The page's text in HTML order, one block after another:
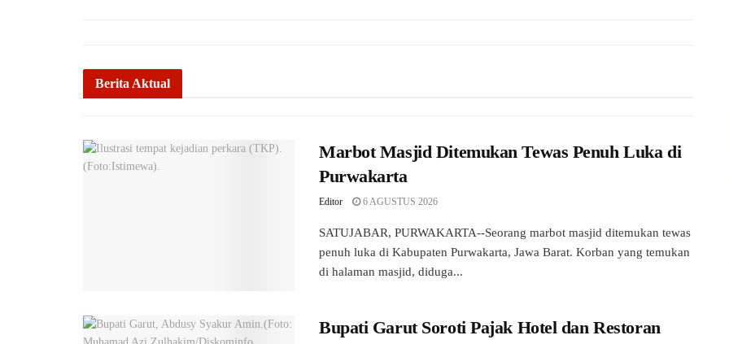
Berita Aktual
Marbot Masjid Ditemukan Tewas Penuh Luka di
Purwakarta
Editor 6 AGUSTUS 2026
SATUJABAR, PURWAKARTA--Seorang marbot masjid ditemukan tewas
penuh luka di Kabupaten Purwakarta, Jawa Barat. Korban yang temukan
di halaman masjid, diduga...
Bupati Garut Soroti Pajak Hotel dan Restoran